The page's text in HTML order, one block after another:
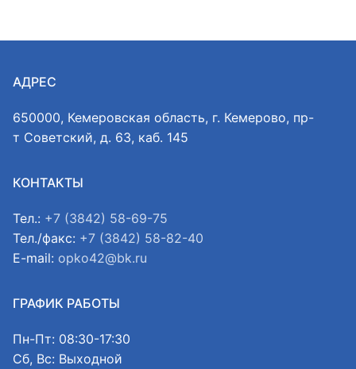
АДРЕС
650000, Кемеровская область, г. Кемерово, пр-
т Советский, д. 63, каб. 145
КОНТАКТЫ
Тел.: +7 (3842) 58-69-75
Тел./факс: +7 (3842) 58-82-40
E-mail: opko42@bk.ru
ГРАФИК РАБОТЫ
Пн-Пт: 08:30-17:30
Сб, Вс: Выходной